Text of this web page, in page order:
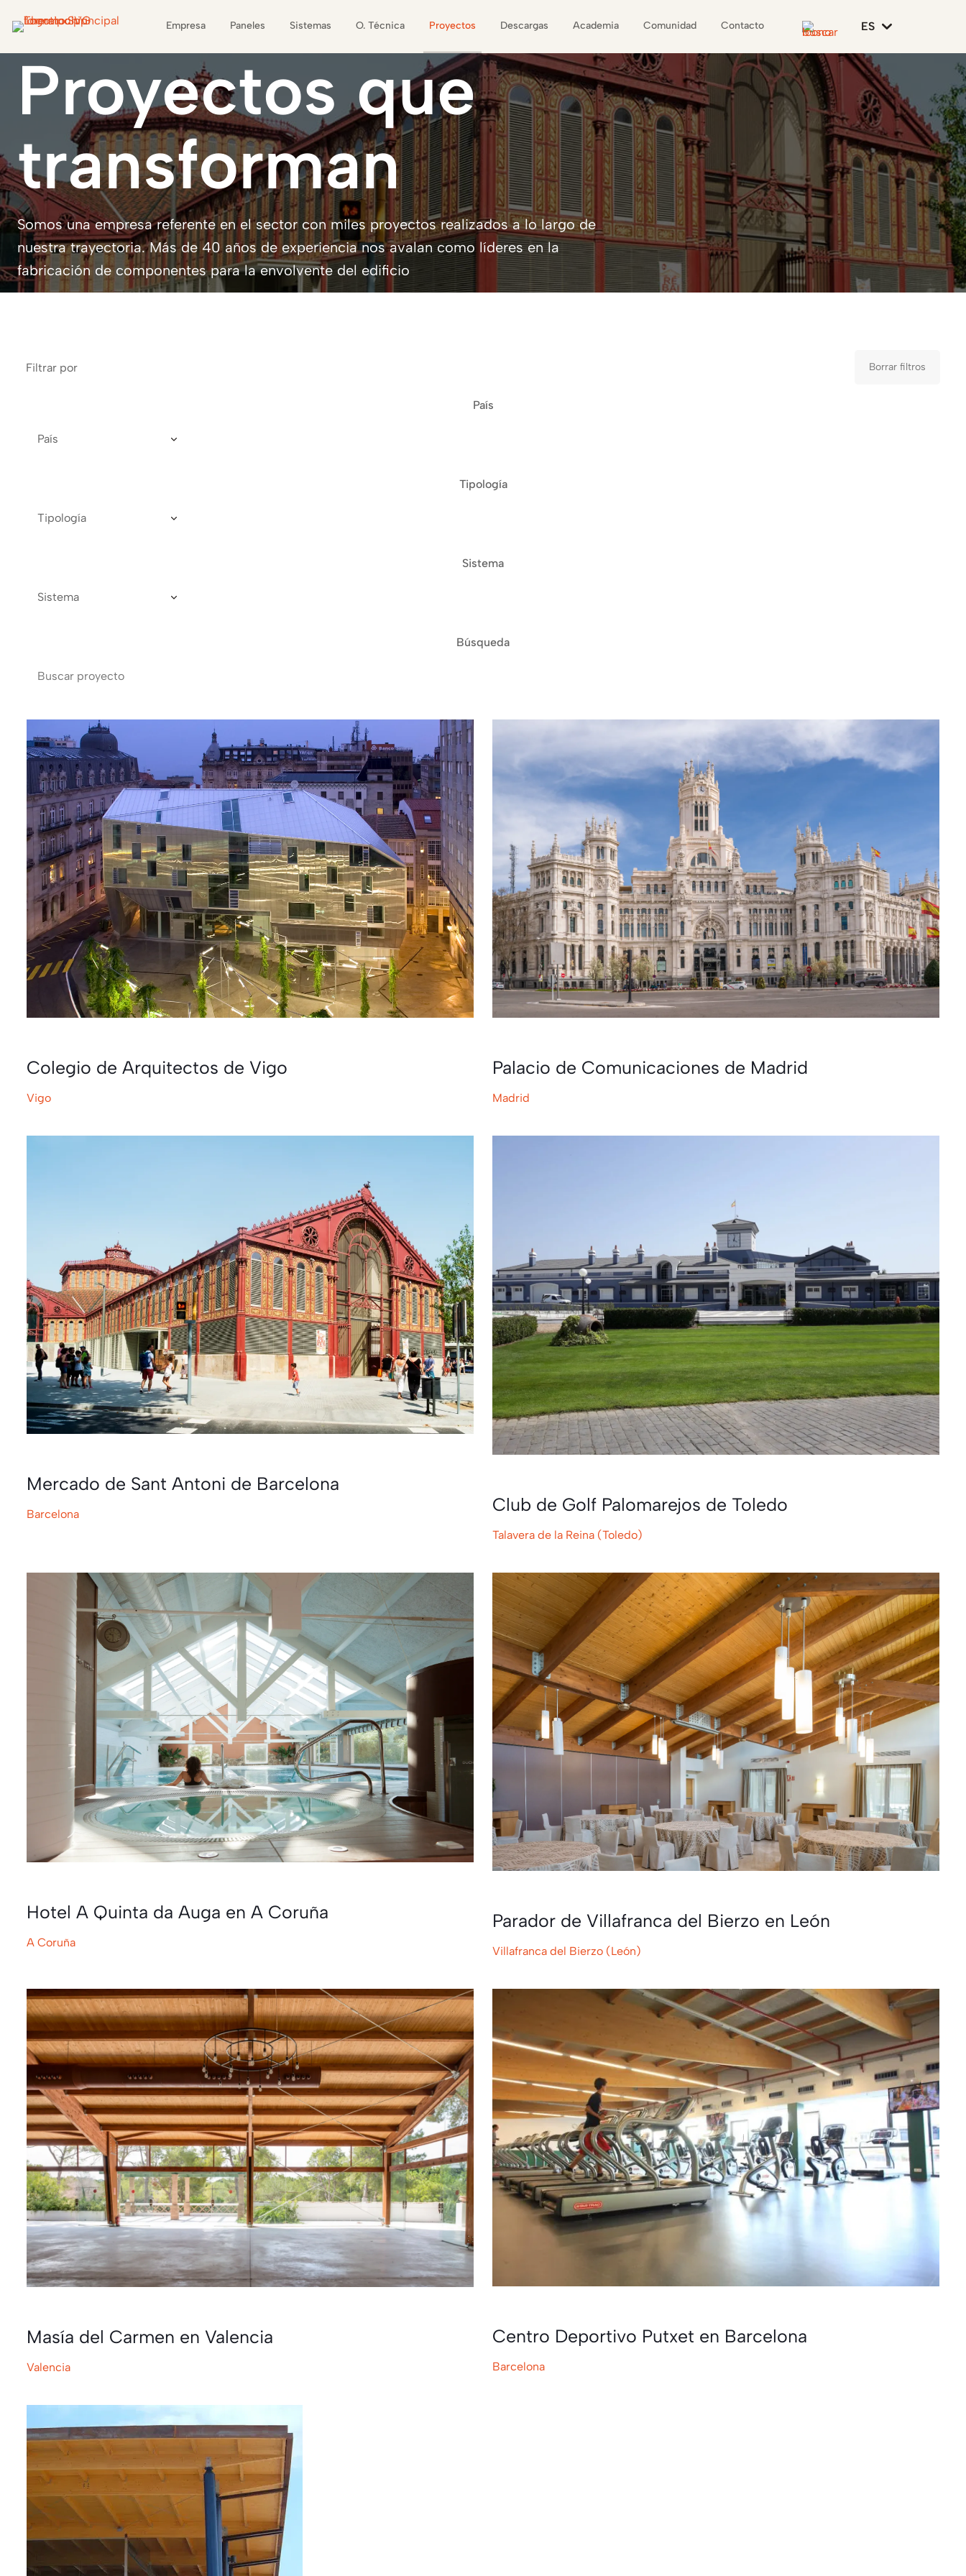
Empresa Paneles Sistemas O. Técnica Proyectos Descargas Academia Comunidad Contacto ES
Proyectos que
transforman
Somos una empresa referente en el sector con miles proyectos realizados a lo largo de
nuestra trayectoria. Más de 40 años de experiencia nos avalan como líderes en la
fabricación de componentes para la envolvente del edificio
Filtrar por Borrar filtros
País
Tipología
Sistema
Búsqueda
Colegio de Arquitectos de Vigo
Vigo
Palacio de Comunicaciones de Madrid
Madrid
Mercado de Sant Antoni de Barcelona
Barcelona Club de Golf Palomarejos de Toledo
Talavera de la Reina (Toledo)
Hotel A Quinta da Auga en A Coruña
A Coruña
Parador de Villafranca del Bierzo en León
Villafranca del Bierzo (León)
Masía del Carmen en Valencia
Valencia
Centro Deportivo Putxet en Barcelona
Barcelona